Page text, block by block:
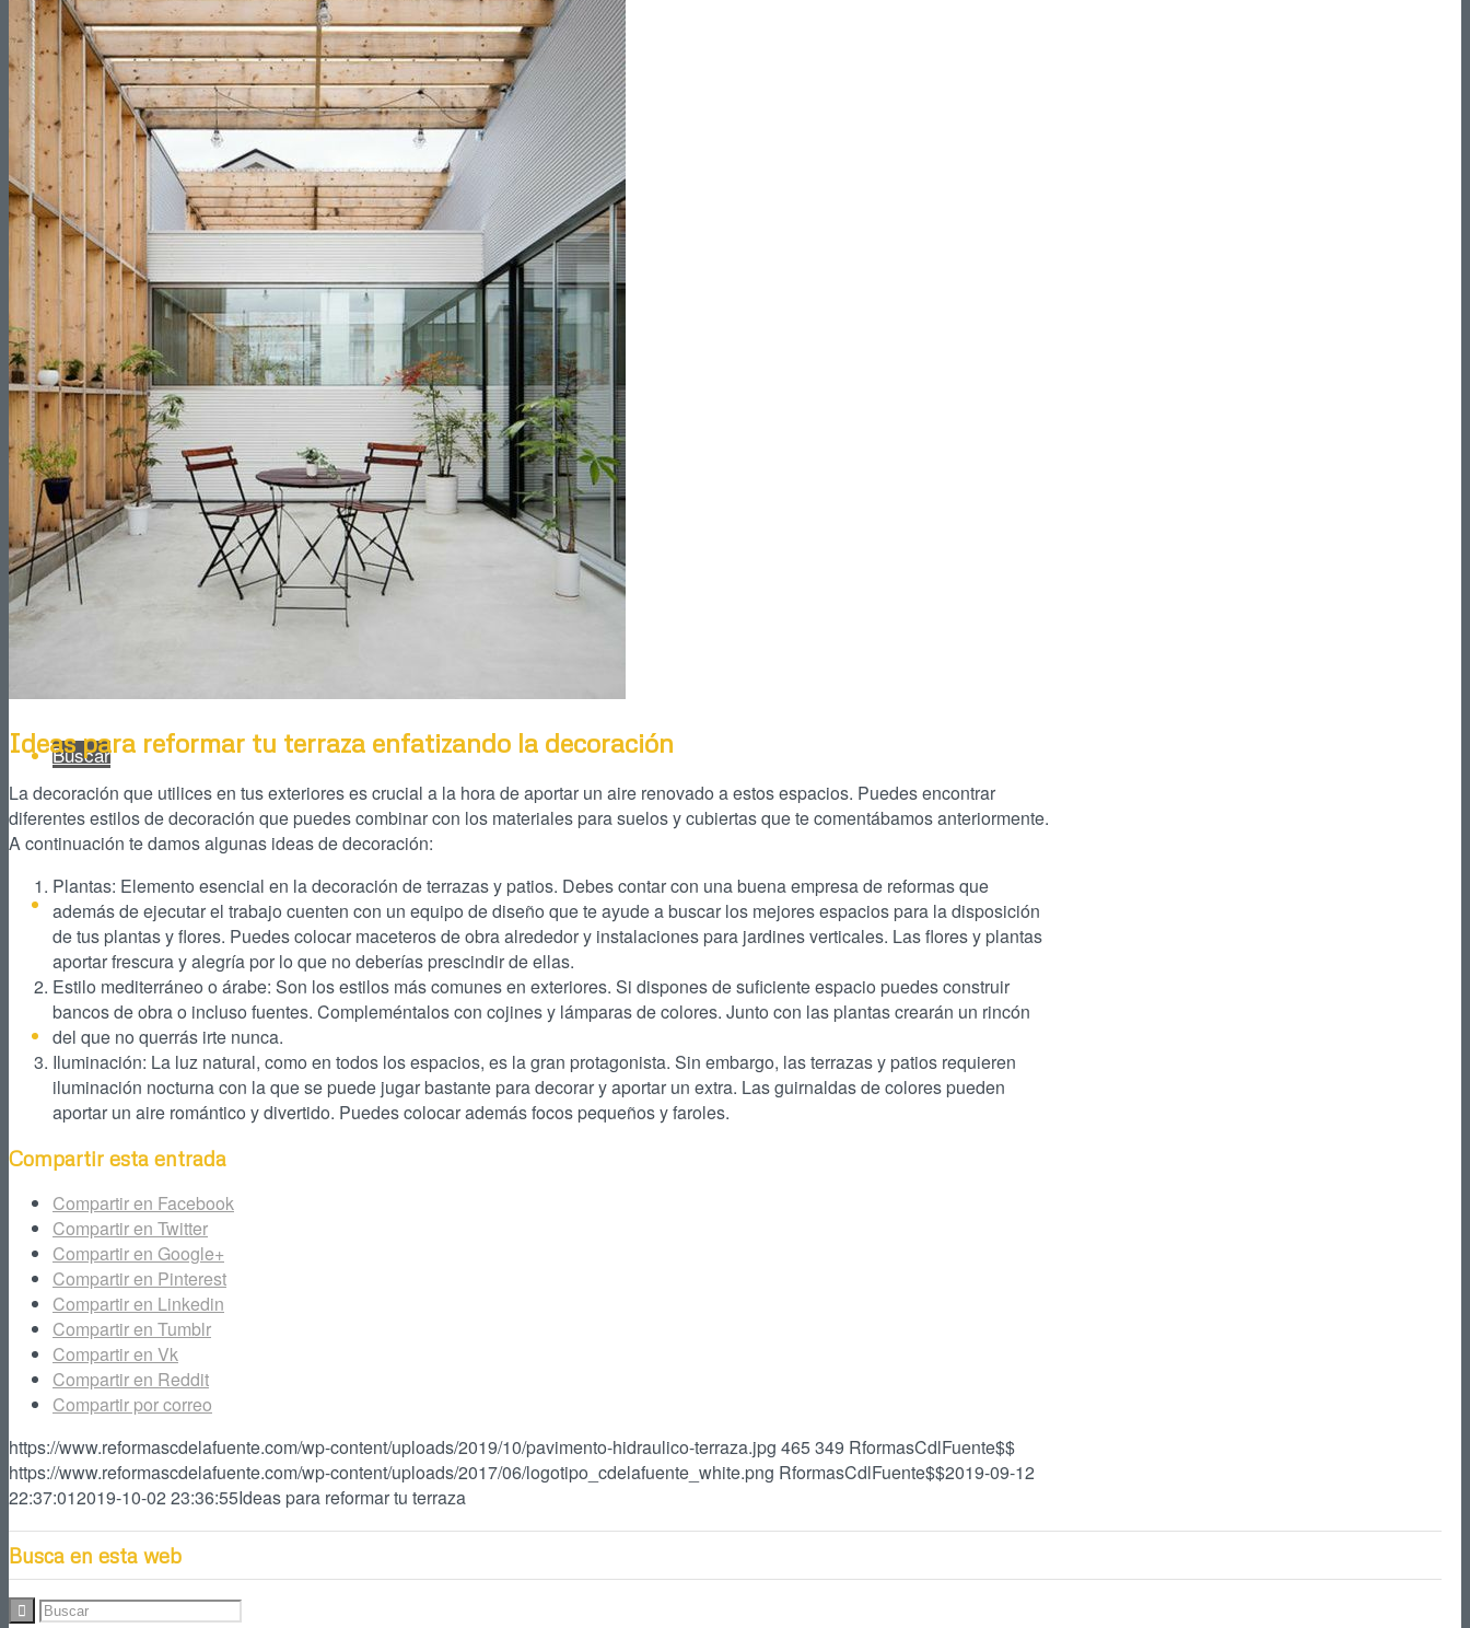
¿Cuánto cuesta Reformar un Baño?
¿Cuánto cuesta reformar una cocina?
Interiorismo
Blog
Buscar
Facebook
Instagram
Ideas para reformar tu terraza enfatizando la decoración
La decoración que utilices en tus exteriores es crucial a la hora de aportar un aire renovado a estos espacios. Puedes encontrar
diferentes estilos de decoración que puedes combinar con los materiales para suelos y cubiertas que te comentábamos anteriormente.
A continuación te damos algunas ideas de decoración:
Plantas: Elemento esencial en la decoración de terrazas y patios. Debes contar con una buena empresa de reformas que
además de ejecutar el trabajo cuenten con un equipo de diseño que te ayude a buscar los mejores espacios para la disposición
de tus plantas y flores. Puedes colocar maceteros de obra alrededor y instalaciones para jardines verticales. Las flores y plantas
aportar frescura y alegría por lo que no deberías prescindir de ellas.
Estilo mediterráneo o árabe: Son los estilos más comunes en exteriores. Si dispones de suficiente espacio puedes construir
bancos de obra o incluso fuentes. Compleméntalos con cojines y lámparas de colores. Junto con las plantas crearán un rincón
del que no querrás irte nunca.
Iluminación: La luz natural, como en todos los espacios, es la gran protagonista. Sin embargo, las terrazas y patios requieren
iluminación nocturna con la que se puede jugar bastante para decorar y aportar un extra. Las guirnaldas de colores pueden
aportar un aire romántico y divertido. Puedes colocar además focos pequeños y faroles.
Compartir esta entrada
Compartir en Facebook
Compartir en Twitter
Compartir en Google+
Compartir en Pinterest
Compartir en Linkedin
Compartir en Tumblr
Compartir en Vk
Compartir en Reddit
Compartir por correo
https://www.reformascdelafuente.com/wp-content/uploads/2019/10/pavimento-hidraulico-terraza.jpg 465349 RformasCdlFuente$$
https://www.reformascdelafuente.com/wp-content/uploads/2017/06/logotipo_cdelafuente_white.png RformasCdlFuente$$2019-09-12
22:37:012019-10-02 23:36:55Ideas para reformar tu terraza
Busca en esta web